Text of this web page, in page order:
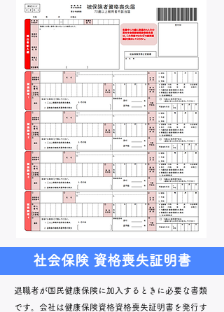
社会保険 資格喪失証明書
退職者が国民健康保険に加入するときに必要な書類
です。会社は健康保険資格資格喪失証明書を発行す